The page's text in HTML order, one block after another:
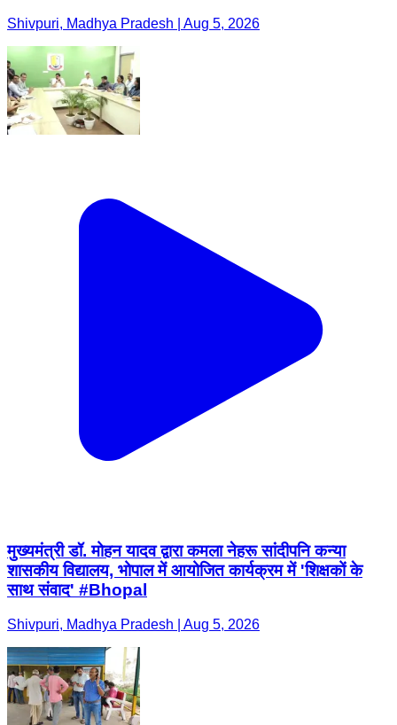
Shivpuri, Madhya Pradesh | Aug 5, 2026
मुख्यमंत्री डॉ. मोहन यादव द्वारा कमला नेहरू सांदीपनि कन्या
शासकीय विद्यालय, भोपाल में आयोजित कार्यक्रम में 'शिक्षकों के
साथ संवाद' #Bhopal
Shivpuri, Madhya Pradesh | Aug 5, 2026